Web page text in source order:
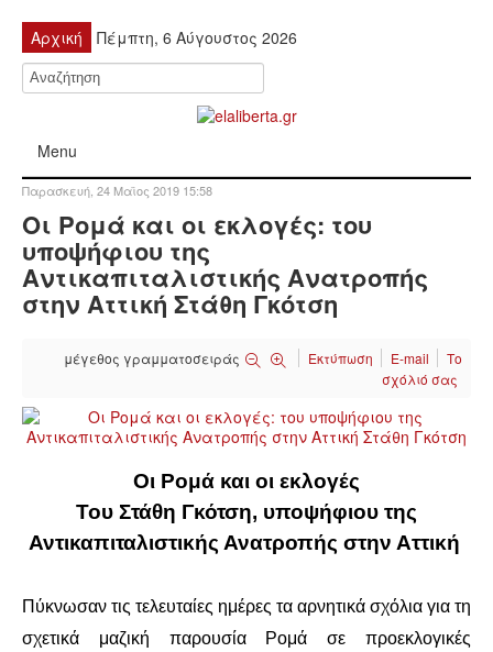
Αρχική Πέμπτη, 6 Αύγουστος 2026
Menu
ΚΙΝΗΤΟΠΟΙΉΣΕΙΣ
ΕΙΔΉΣΕΙΣ
ΑΝΑΚΟΙΝΏΣΕΙΣ
ΑΝΑΛΎΣΕΙΣ
ΟΙΚΟΝΟΜΊΑ
ΔΙΕΘΝΉ
ΕΙΔΉΣΕΙΣ
Παρασκευή, 24 Μαϊος 2019 15:58
Οι Ρομά και οι εκλογές: του
υποψήφιου της
Αντικαπιταλιστικής Ανατροπής
στην Αττική Στάθη Γκότση
μέγεθος γραμματοσειράς Εκτύπωση E-mail
Το
σχόλιό σας
Οι Ρομά και οι εκλογές
Του Στάθη Γκότση, υποψήφιου της
Αντικαπιταλιστικής Ανατροπής στην Αττική
Πύκνωσαν τις τελευταίες ημέρες τα αρνητικά σχόλια για τη
σχετικά μαζική παρουσία Ρομά σε προεκλογικές